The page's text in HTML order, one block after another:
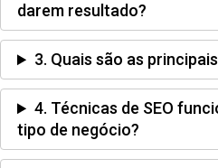
darem resultado?
3. Quais são as
4. Técnicas de SEO
tipo de negócio?